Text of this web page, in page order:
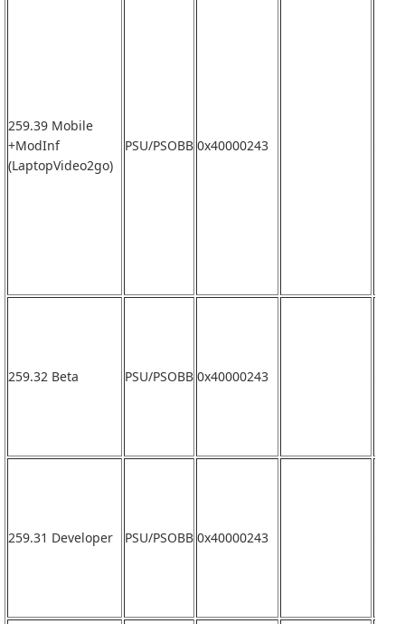
259.39 Mobile
+ModInf
(LaptopVideo2go)
PSU/PSOBB 0x40000243
259.32 Beta PSU/PSOBB 0x40000243
259.31 Developer PSU/PSOBB 0x40000243